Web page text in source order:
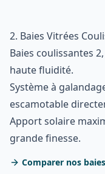
2. Baies Vitrées
Baies coulissantes
haute fluidité.
Système à
escamotable
Apport solaire
grande finesse.
Comparer nos